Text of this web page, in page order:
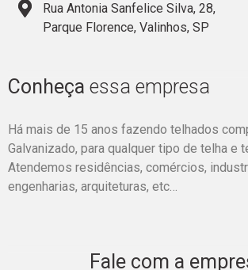
Rua Antonia Sanfelice Silva, 28,
Parque Florence, Valinhos, SP
Conheça essa empresa
Há mais de 15 anos fazendo telhados
Galvanizado, para qualquer tipo de telha e
Atendemos residências, comércios,
engenharias, arquiteturas, etc…
Fale com a